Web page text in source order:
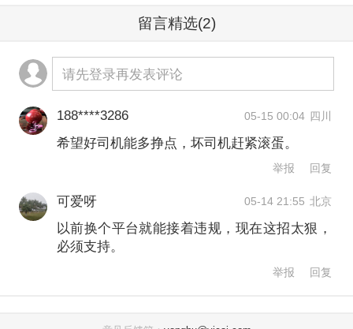
约车行业持续推进合规化的要求，同时
对此，网经社电子商务研究中心高级分
析师陈礼腾对第一财经记者表示，过往
网约车行业存在违规成本偏低、约束力
规、安全违规行为却难以受到长效惩
戒。而新规通过细化管理细则、落实严
厉惩戒，一方面大幅抬高了网约车司机
留言精选(2)
请先登录再发表评论
188****3286 05-15 00:04 四川
希望好司机能多挣点，坏司机赶紧滚蛋。
举报 回复
可爱呀 05-14 21:55 北京
以前换个平台就能接着违规，现在这招太狠，
必须支持。
举报 回复